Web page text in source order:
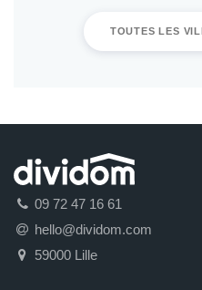
TOUTES LES
09 72 47 16 61
hello@dividom.com
59000 Lille